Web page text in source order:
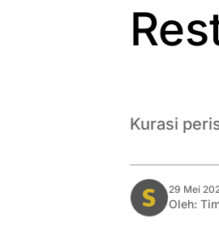
Kurasi
29 Mei
Oleh: